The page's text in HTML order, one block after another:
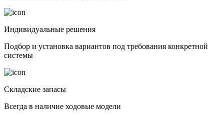
Индивидуальные решения
Подбор и установка вариантов под требования конкретной
системы
Складские запасы
Всегда в наличие ходовые модели